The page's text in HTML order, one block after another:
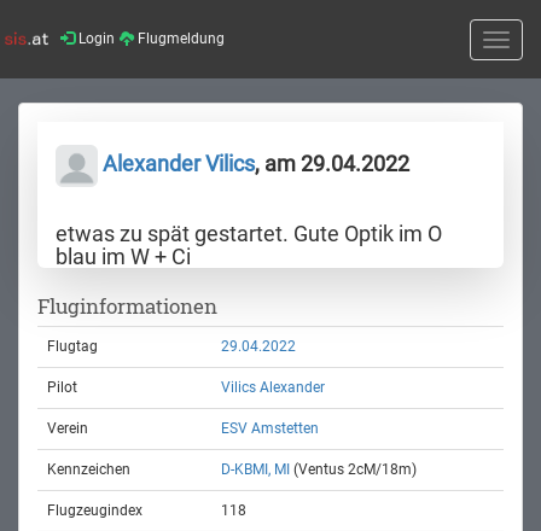
Login Flugmeldung
Toggle
Alexander Vilics, am 29.04.2022
etwas zu spät gestartet. Gute Optik im O
blau im W + Ci
Fluginformationen
Flugtag 29.04.2022
Pilot Vilics Alexander
Verein ESV Amstetten
Kennzeichen D-KBMI, MI (Ventus 2cM/18m)
Flugzeugindex 118